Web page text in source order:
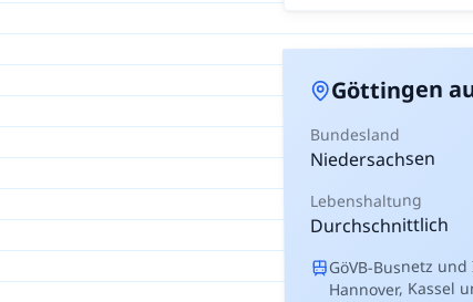
Göttingen
Bundesland
Niedersachsen
Lebenshaltung
Durchschnittlich
GöVB-Busnetz
Hannover, Kassel